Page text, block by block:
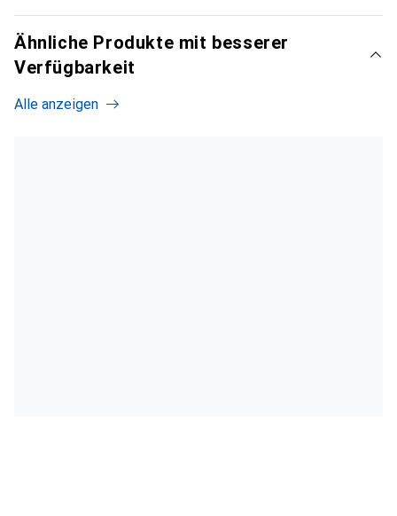
Ähnliche Produkte mit besserer
Verfügbarkeit
Alle anzeigen